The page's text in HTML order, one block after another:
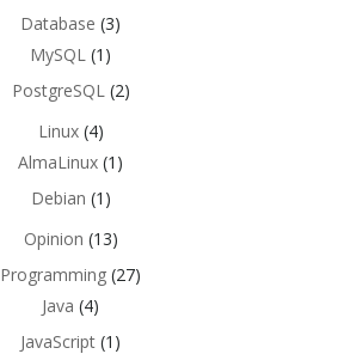
Database (3)
MySQL (1)
PostgreSQL (2)
Linux(4)
AlmaLinux (1)
Debian (1)
Opinion (13)
Programming (27)
Java (4)
JavaScript (1)